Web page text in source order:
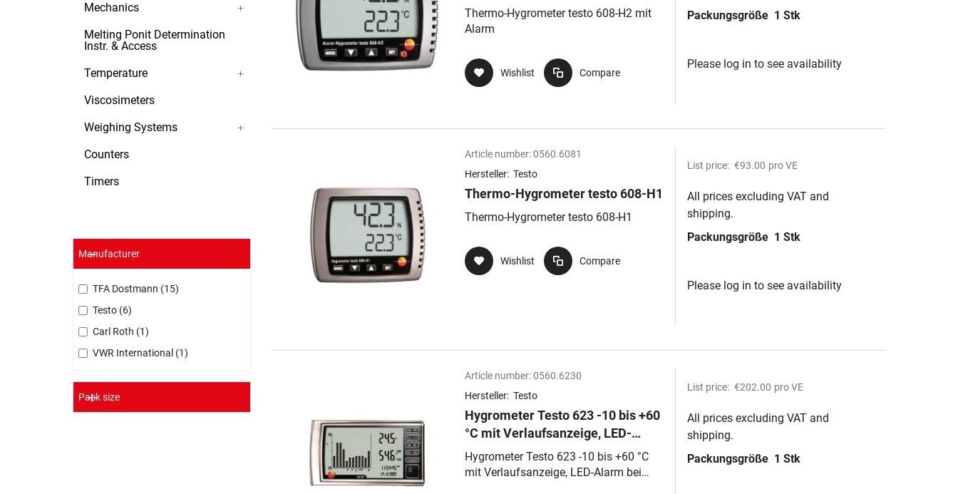
Mechanics
Melting Ponit Determination
Instr. & Access
Temperature
Viscosimeters
Weighing Systems
Counters
Timers
Manufacturer
TFA Dostmann
15
Testo 6
Carl Roth
1
VWR International
1
Pack size
Thermo-Hygrometer testo 608-H2 mit
Alarm
Wishlist Compare
Packungsgröße 1 Stk
Please log in to see availability
Article number:0560.6081
Hersteller: Testo
Thermo-Hygrometer testo 608-H1
Thermo-Hygrometer testo 608-H1
Wishlist Compare
List price: €93.00 pro VE
All prices excluding VAT and
shipping.
Packungsgröße 1 Stk
Please log in to see availability
Article number:0560.6230
Hersteller: Testo
Hygrometer Testo 623 -10 bis +60
°C mit Verlaufsanzeige, LED-
Alarm bei unter-/überschrittenen
Temperatur- und/oder Feuch
Hygrometer Testo 623 -10 bis +60 °C
mit Verlaufsanzeige, LED-Alarm bei
List price: €202.00 pro VE
All prices excluding VAT and
shipping.
Packungsgröße 1 Stk